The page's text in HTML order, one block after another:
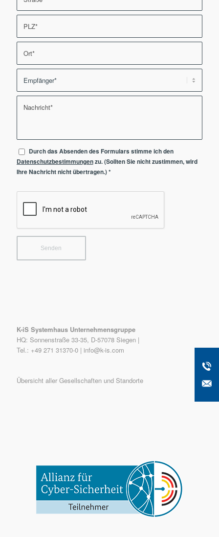
Durch das Absenden des Formulars stimme ich den
Datenschutzbestimmungenzu. (Sollten Sie nicht zustimmen, wird
Ihre Nachricht nicht übertragen.)*
K-iS Systemhaus Unternehmensgruppe
HQ: Sonnenstraße 33-35, D-57078 Siegen |
Tel.: +49 271 31370-0 | info@k-is.com
Übersicht aller Gesellschaften und Standorte